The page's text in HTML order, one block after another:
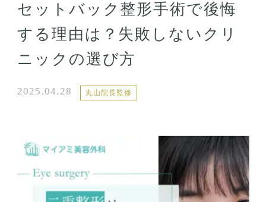
セットバック整形手術で後悔
する理由は？失敗しないクリ
ニックの選び方
2025.04.28 丸山院長監修